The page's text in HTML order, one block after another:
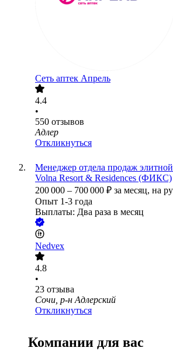
Сеть аптек Апрель
4.4
•
550 отзывов
Адлер
Откликнуться
Менеджер отдела продаж
Volna Resort & Residences (ФИКС)
200 000 – 700 000 ₽ за месяц, на
Опыт 1-3 года
Выплаты: Два раза в месяц
Nedvex
4.8
•
23 отзыва
Сочи, р-н Адлерский
Откликнуться
Компании для вас